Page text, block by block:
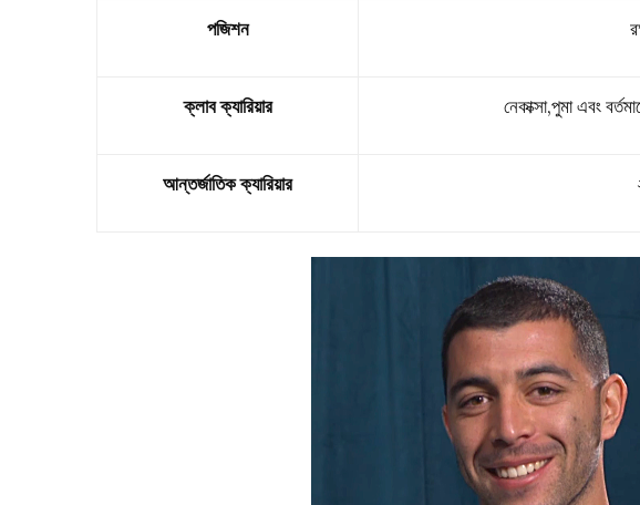
পজিশন
ক্লাব ক্যারিয়ার নেকাক্সা,পুমা এবং
আন্তর্জাতিক ক্যারিয়ার